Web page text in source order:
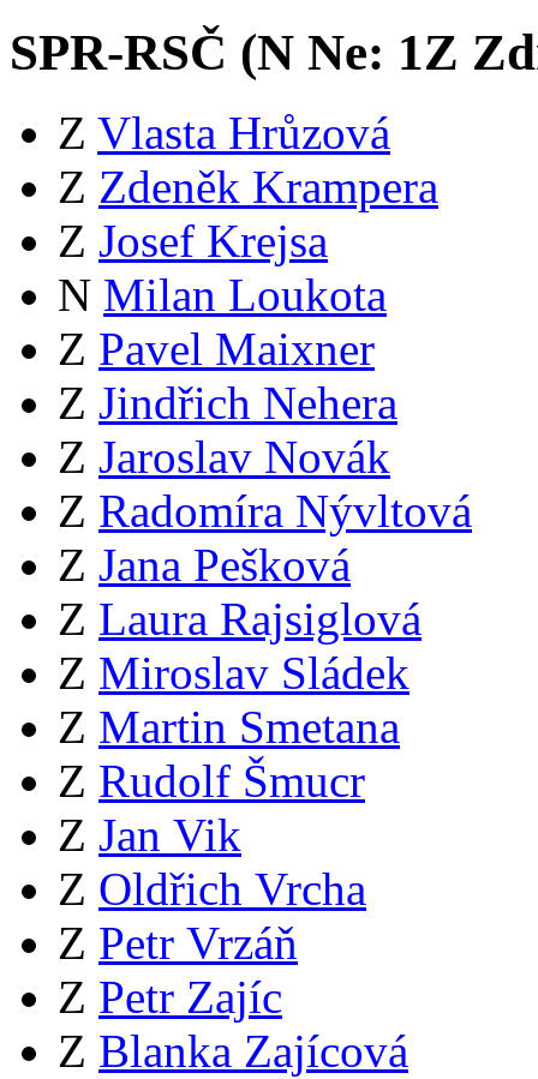
SPR-RSČ (N Ne: 1Z
Z Vlasta Hrůzová
Z Zdeněk Krampera
Z Josef Krejsa
N Milan Loukota
Z Pavel Maixner
Z Jindřich Nehera
Z Jaroslav Novák
Z Radomíra Nývltová
Z Jana Pešková
Z Laura Rajsiglová
Z Miroslav Sládek
Z Martin Smetana
Z Rudolf Šmucr
Z Jan Vik
Z Oldřich Vrcha
Z Petr Vrzáň
Z Petr Zajíc
Z Blanka Zajícová